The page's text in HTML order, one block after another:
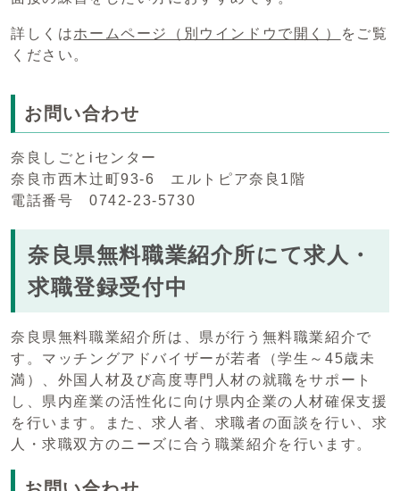
詳しくはホームページ （別ウインドウで開く）
をご覧
ください。
お問い合わせ
奈良しごとiセンター
奈良市西木辻町93-6 エルトピア奈良1階
電話番号 0742-23-5730
奈良県無料職業紹介所にて求人・
求職登録受付中
奈良県無料職業紹介所は、県が行う無料職業紹介で
す。マッチングアドバイザーが若者（学生～45歳未
満）、外国人材及び高度専門人材の就職をサポート
し、県内産業の活性化に向け県内企業の人材確保支援
を行います。また、求人者、求職者の面談を行い、求
人・求職双方のニーズに合う職業紹介を行います。